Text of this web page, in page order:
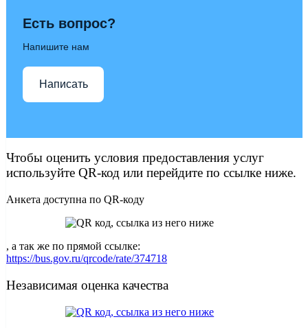
Есть вопрос?
Напишите нам
Написать
Чтобы оценить условия предоставления услуг
используйте QR-код или перейдите по ссылке ниже.
Анкета доступна по QR-коду
, а так же по прямой ссылке:
https://bus.gov.ru/qrcode/rate/374718
Независимая оценка качества